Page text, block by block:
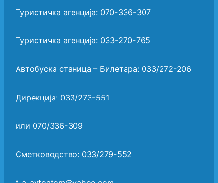
Туристичка агенција: 070-336-307
Туристичка агенција: 033-270-765
Автобуска станица – Билетара: 033/272-206
Дирекција: 033/273-551
или 070/336-309
Сметководство: 033/279-552